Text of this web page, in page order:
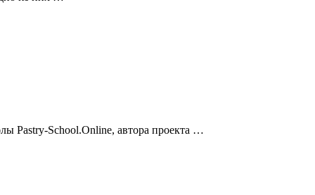
Pastry-School.Online, автора проекта …